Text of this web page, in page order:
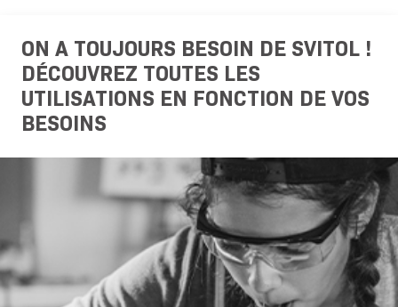
ON A TOUJOURS BESOIN DE SVITOL !
DÉCOUVREZ TOUTES LES
UTILISATIONS EN FONCTION DE VOS
BESOINS